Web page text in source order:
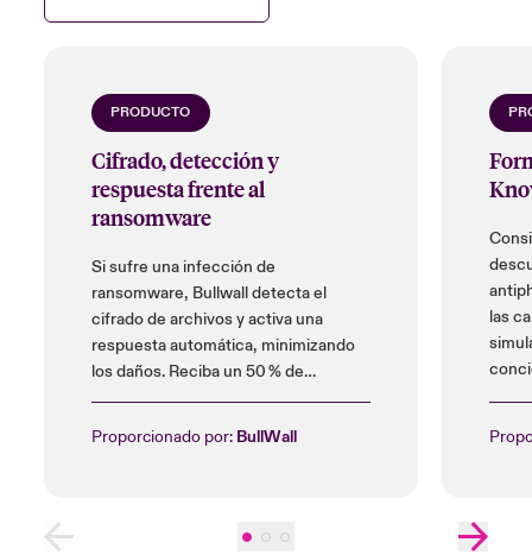
tipos de tráfico que se dirigen a los
peticiones web que pretendan provocar
retrasos. Los principales proveedores de
nube y vendedores expertos también ofrecen
redes o infraestructuras especializadas
diseñadas específicamente para mitigar los
Close expanded view
PRODUCTO
Cifrado, detección y
respuesta frente al
ransomware
Si sufre una infección de
ransomware, Bullwall detecta el
cifrado de archivos y activa una
respuesta automática, minimizando
los daños. Reciba un 50 % de
descuento en el coste de
licencias.
Proporcionado por: BullWall
las